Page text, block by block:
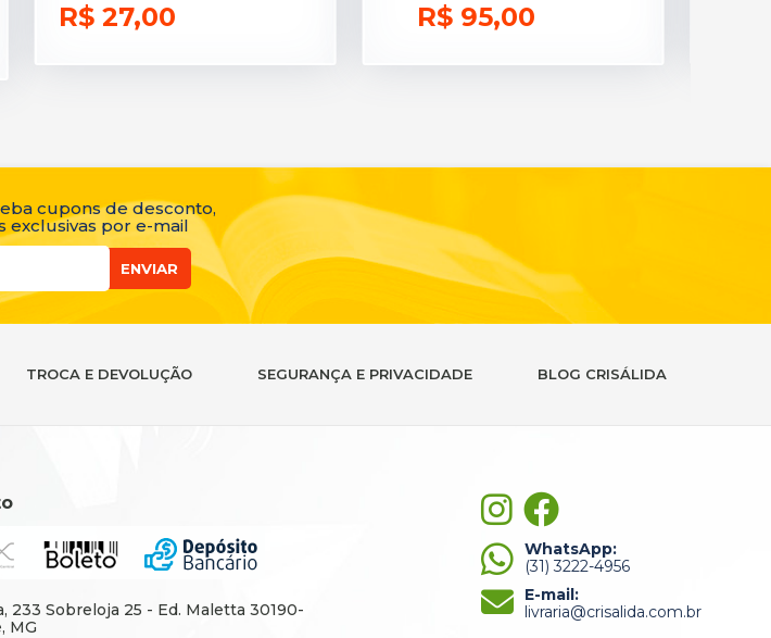
R$ 27,00 R$ 95,00
cupons de desconto,
exclusivas por e-mail
ENVIAR
TROCA E DEVOLUÇÃO SEGURANÇA E PRIVACIDADE BLOG CRISÁLIDA
233 Sobreloja 25 - Ed. Maletta 30190-
MG
WhatsApp:
(31) 3222-4956
E-mail:
livraria@crisalida.com.br